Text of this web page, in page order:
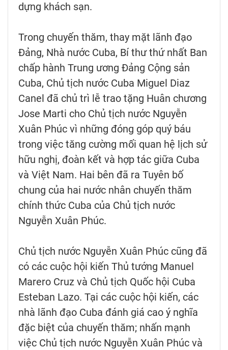
dựng khách sạn.
Trong chuyến thăm, thay mặt lãnh đạo
Đảng, Nhà nước Cuba, Bí thư thứ nhất Ban
chấp hành Trung ương Đảng Cộng sản
Cuba, Chủ tịch nước Cuba Miguel Diaz
Canel đã chủ trì lễ trao tặng Huân chương
Jose Marti cho Chủ tịch nước Nguyễn
Xuân Phúc vì những đóng góp quý báu
trong việc tăng cường mối quan hệ lịch sử
hữu nghị, đoàn kết và hợp tác giữa Cuba
và Việt Nam. Hai bên đã ra Tuyên bố
chung của hai nước nhân chuyến thăm
chính thức Cuba của Chủ tịch nước
Nguyễn Xuân Phúc.
Chủ tịch nước Nguyễn Xuân Phúc cũng đã
có các cuộc hội kiến Thủ tướng Manuel
Marero Cruz và Chủ tịch Quốc hội Cuba
Esteban Lazo. Tại các cuộc hội kiến, các
nhà lãnh đạo Cuba đánh giá cao ý nghĩa
đặc biệt của chuyến thăm; nhấn mạnh
việc Chủ tịch nước Nguyễn Xuân Phúc và